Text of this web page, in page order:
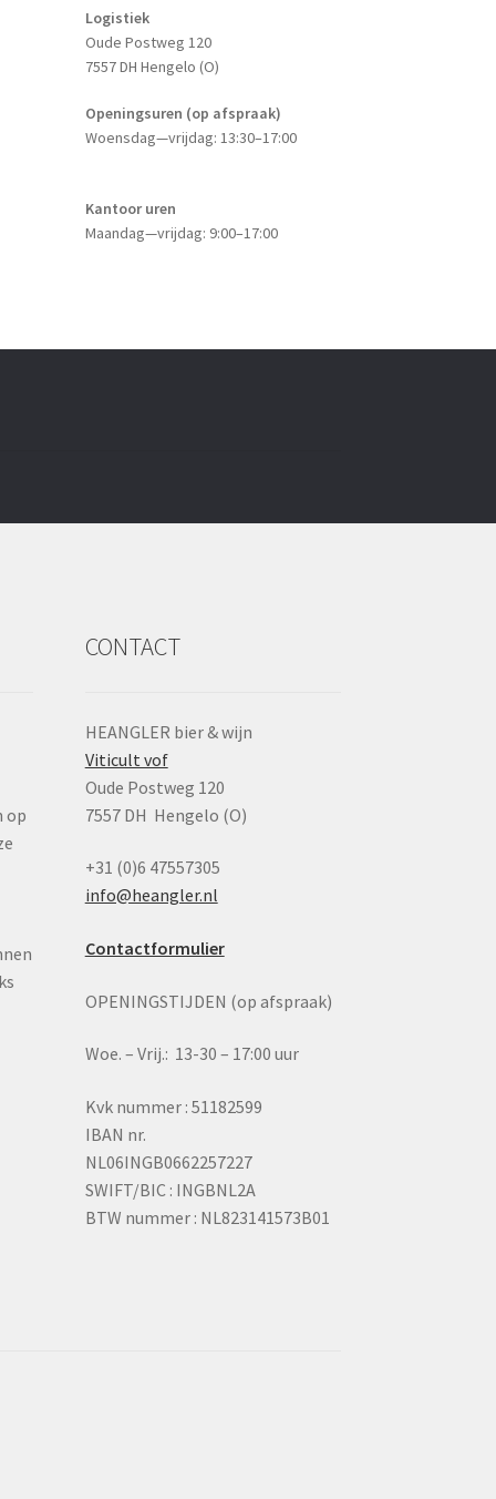
Logistiek
Oude Postweg 120
7557 DH Hengelo (O)
Openingsuren (op afspraak)
Woensdag—vrijdag: 13:30–17:00
Kantoor uren
Maandag—vrijdag: 9:00–17:00
op
CONTACT
HEANGLER bier & wijn
Viticult vof
Oude Postweg 120
7557 DH Hengelo (O)
+31 (0)6 47557305
info@heangler.nl
Contactformulier
OPENINGSTIJDEN (op afspraak)
Woe. – Vrij.: 13-30 – 17:00 uur
Kvk nummer : 51182599
IBAN nr.
NL06INGB0662257227
SWIFT/BIC : INGBNL2A
BTW nummer : NL823141573B01